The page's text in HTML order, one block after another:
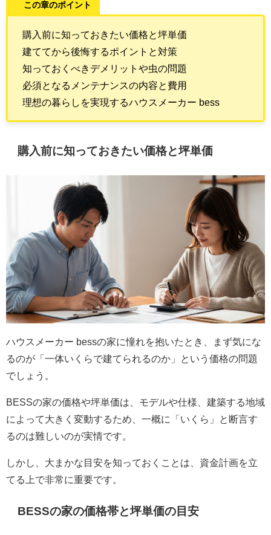
この章のポイント
購入前に知っておきたい価格と坪単価
建ててから後悔するポイントと対策
知っておくべきデメリットや虫の問題
必須となるメンテナンスの内容と費用
理想の暮らしを実現するハウスメーカー bess
購入前に知っておきたい価格と坪単価
ハウスメーカー bessの家に憧れを抱いたとき、まず気にな
るのが「一体いくらで建てられるのか」という価格の問題
でしょう。
BESSの家の価格や坪単価は、モデルや仕様、建築する地域
によって大きく変動するため、一概に「いくら」と断言す
るのは難しいのが実情です。
しかし、大まかな目安を知っておくことは、資金計画を立
てる上で非常に重要です。
BESSの家の価格帯と坪単価の目安